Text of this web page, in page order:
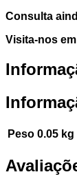
Consulta
Visita-nos
Peso 0.05 kg